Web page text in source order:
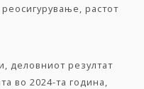
растот
деловниот резултат
во 2024-та година,